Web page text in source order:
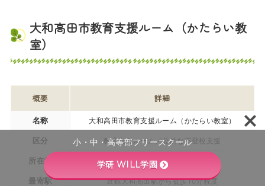
大和高田市教育支援ルーム（かたらい教
室）
概要 詳細
名称 大和高田市教育支援ルーム（かたらい教室）
区分 教育支援ルーム／公的な不登校支援
所在地 奈良県大和高田市内
最寄駅 近鉄大和高田駅から徒歩10分程度
小・中・高等部フリースクール
学研 WILL学園